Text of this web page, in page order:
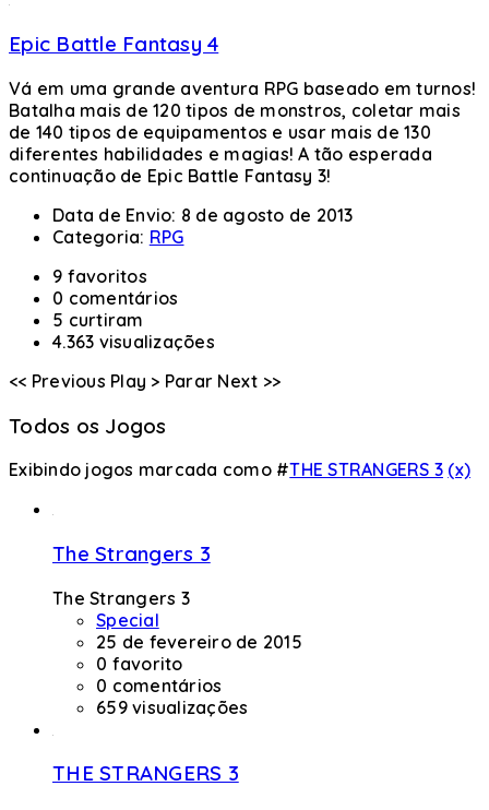
Epic Battle Fantasy 4
Vá em uma grande aventura RPG baseado em turnos!
Batalha mais de 120 tipos de monstros, coletar mais
de 140 tipos de equipamentos e usar mais de 130
diferentes habilidades e magias! A tão esperada
continuação de Epic Battle Fantasy 3!
Data de Envio: 8 de agosto de 2013
Categoria: RPG
9 favoritos
0 comentários
5 curtiram
4.363 visualizações
<< Previous Play > Parar Next >>
Todos os Jogos
Exibindo jogos marcada como #THE STRANGERS 3 (x)
The Strangers 3
The Strangers 3
Special
25 de fevereiro de 2015
0 favorito
0 comentários
659 visualizações
THE STRANGERS 3